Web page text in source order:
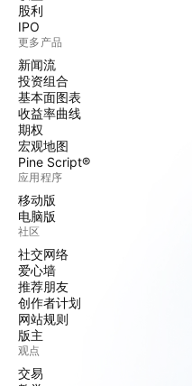
股利
IPO
更多产品
新闻流
投资组合
基本面图表
收益率曲线
期权
宏观地图
Pine Script®
应用程序
移动版
电脑版
社区
社交网络
爱心墙
推荐朋友
创作者计划
网站规则
版主
观点
交易